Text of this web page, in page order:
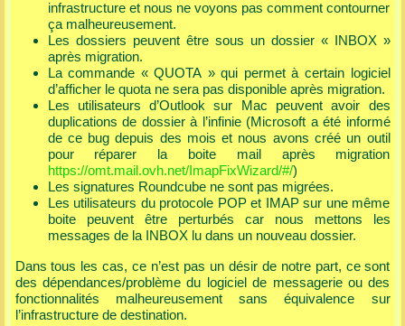
infrastructure et nous ne voyons pas comment contourner
ça malheureusement.
Les dossiers peuvent être sous un dossier « INBOX »
après migration.
La commande « QUOTA » qui permet à certain logiciel
d’afficher le quota ne sera pas disponible après migration.
Les utilisateurs d’Outlook sur Mac peuvent avoir des
duplications de dossier à l’infinie (Microsoft a été informé
de ce bug depuis des mois et nous avons créé un outil
pour réparer la boite mail après migration
https://omt.mail.ovh.net/ImapFixWizard/#/)
Les signatures Roundcube ne sont pas migrées.
Les utilisateurs du protocole POP et IMAP sur une même
boite peuvent être perturbés car nous mettons les
messages de la INBOX lu dans un nouveau dossier.
Dans tous les cas, ce n’est pas un désir de notre part, ce sont
des dépendances/problème du logiciel de messagerie ou des
fonctionnalités malheureusement sans équivalence sur
l’infrastructure de destination.